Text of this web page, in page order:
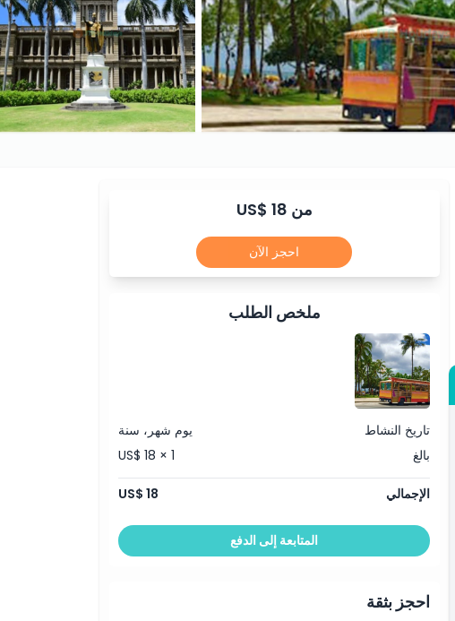
من US$ 18
احجز الآن
ملخص الطلب
تاريخ النشاط
يوم شهر، سنة
بالغ
US$ 18 × 1
الإجمالي US$ 18
المتابعة إلى الدفع
احجز بثقة